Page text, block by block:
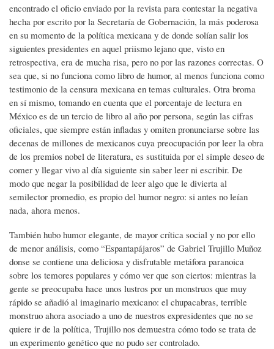
encontrado el oficio enviado por la revista para contestar la negativa
hecha por escrito por la Secretaría de Gobernación, la más poderosa
en su momento de la política mexicana y de donde solían salir los
siguientes presidentes en aquel priismo lejano que, visto en
retrospectiva, era de mucha risa, pero no por las razones correctas. O
sea que, si no funciona como libro de humor, al menos funciona como
testimonio de la censura mexicana en temas culturales. Otra broma
en sí mismo, tomando en cuenta que el porcentaje de lectura en
México es de un tercio de libro al año por persona, según las cifras
oficiales, que siempre están infladas y omiten pronunciarse sobre las
decenas de millones de mexicanos cuya preocupación por leer la obra
de los premios nobel de literatura, es sustituida por el simple deseo de
comer y llegar vivo al día siguiente sin saber leer ni escribir. De
modo que negar la posibilidad de leer algo que le divierta al
semilector promedio, es propio del humor negro: si antes no leían
nada, ahora menos.
También hubo humor elegante, de mayor crítica social y no por ello
de menor análisis, como “Espantapájaros” de Gabriel Trujillo Muñoz
donse se contiene una deliciosa y disfrutable metáfora paranoica
sobre los temores populares y cómo ver que son ciertos: mientras la
gente se preocupaba hace unos lustros por un monstruos que muy
rápido se añadió al imaginario mexicano: el chupacabras, terrible
monstruo ahora asociado a uno de nuestros expresidentes que no se
quiere ir de la política, Trujillo nos demuestra cómo todo se trata de
un experimento genético que no pudo ser controlado.